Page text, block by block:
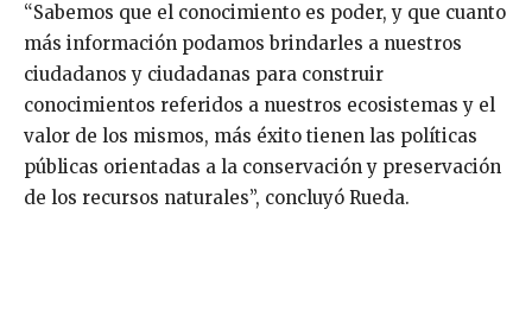
“Sabemos que el conocimiento es poder, y que cuanto
más información podamos brindarles a nuestros
ciudadanos y ciudadanas para construir
conocimientos referidos a nuestros ecosistemas y el
valor de los mismos, más éxito tienen las políticas
públicas orientadas a la conservación y preservación
de los recursos naturales”, concluyó Rueda.